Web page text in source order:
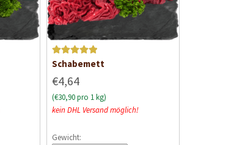
Bewertet mit
Schabemett
€4,64
(€30,90 pro 1 kg)
kein DHL Versand möglich!
Gewicht: